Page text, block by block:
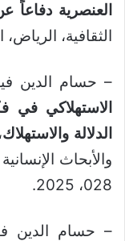
العنصرية دفاعاً
الثقافية، الرياض، العدد: 42، أكتوبر
– حسام الدين
الاستهلاكي في
الدلالة والاستهلاك
028، 2025.
– حسام الدين